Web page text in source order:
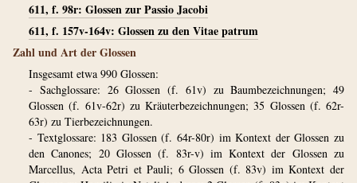
611, f. 98r: Glossen zur Passio Jacobi
611, f. 157v-164v: Glossen zu den Vitae patrum
Zahl und Art der Glossen
Insgesamt etwa 990 Glossen:
- Sachglossare: 26 Glossen (f. 61v) zu Baumbezeichnungen; 49
Glossen (f. 61v-62r) zu Kräuterbezeichnungen; 35 Glossen (f. 62r-
63r) zu Tierbezeichnungen.
- Textglossare: 183 Glossen (f. 64r-80r) im Kontext der Glossen zu
den Canones; 20 Glossen (f. 83r-v) im Kontext der Glossen zu
Marcellus, Acta Petri et Pauli; 6 Glossen (f. 83v) im Kontext der